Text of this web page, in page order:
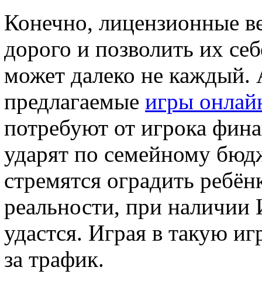
Конечно, лицензионные
дорого и позволить их
может далеко не каждый.
предлагаемые игры
потребуют от игрока
ударят по семейному
стремятся оградить
реальности, при наличии
удастся. Играя в такую
за трафик.